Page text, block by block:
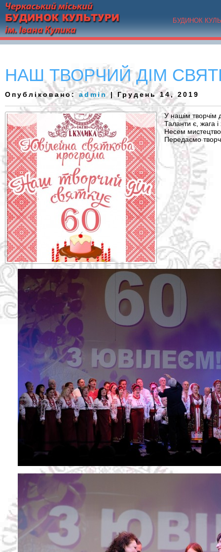
БУДИНОК
НАШ ТВОРЧИЙ ДІМ
Опубліковано:admin| Грудень 14, 2019
У нашім творчім
Таланти є, жага і
Несем
Передаємо